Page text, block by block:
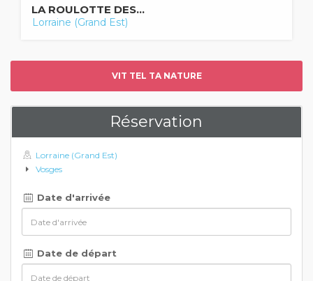
LA ROULOTTE DES...
Lorraine (Grand Est)
VIT TEL TA NATURE
Réservation
Lorraine (Grand Est)
Vosges
Date d'arrivée
Date de départ